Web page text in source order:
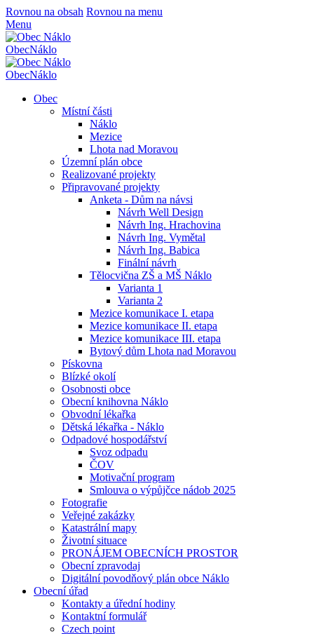
Rovnou na obsah Rovnou na menu
Menu
ObecNáklo
ObecNáklo
Obec
Místní části
Náklo
Mezice
Lhota nad Moravou
Územní plán obce
Realizované projekty
Připravované projekty
Anketa - Dům na návsi
Návrh Well Design
Návrh Ing. Hrachovina
Návrh Ing. Vymětal
Návrh Ing. Babica
Finální návrh
Tělocvična ZŠ a MŠ Náklo
Varianta 1
Varianta 2
Mezice komunikace I. etapa
Mezice komunikace II. etapa
Mezice komunikace III. etapa
Bytový dům Lhota nad Moravou
Pískovna
Blízké okolí
Osobnosti obce
Obecní knihovna Náklo
Obvodní lékařka
Dětská lékařka - Náklo
Odpadové hospodářství
Svoz odpadu
ČOV
Motivační program
Smlouva o výpůjčce nádob 2025
Fotografie
Veřejné zakázky
Katastrální mapy
Životní situace
PRONÁJEM OBECNÍCH PROSTOR
Obecní zpravodaj
Digitální povodňový plán obce Náklo
Obecní úřad
Kontakty a úřední hodiny
Kontaktní formulář
Czech point